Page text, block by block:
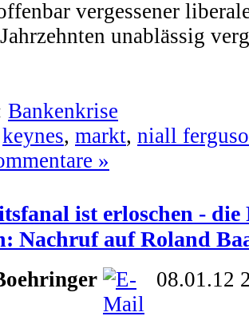
vergessener
unablässig
Bankenkrise
keynes, markt, niall
»
ist erloschen - die
Nachruf auf Roland
08.01.12